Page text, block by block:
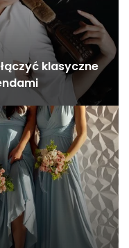
klasyczne